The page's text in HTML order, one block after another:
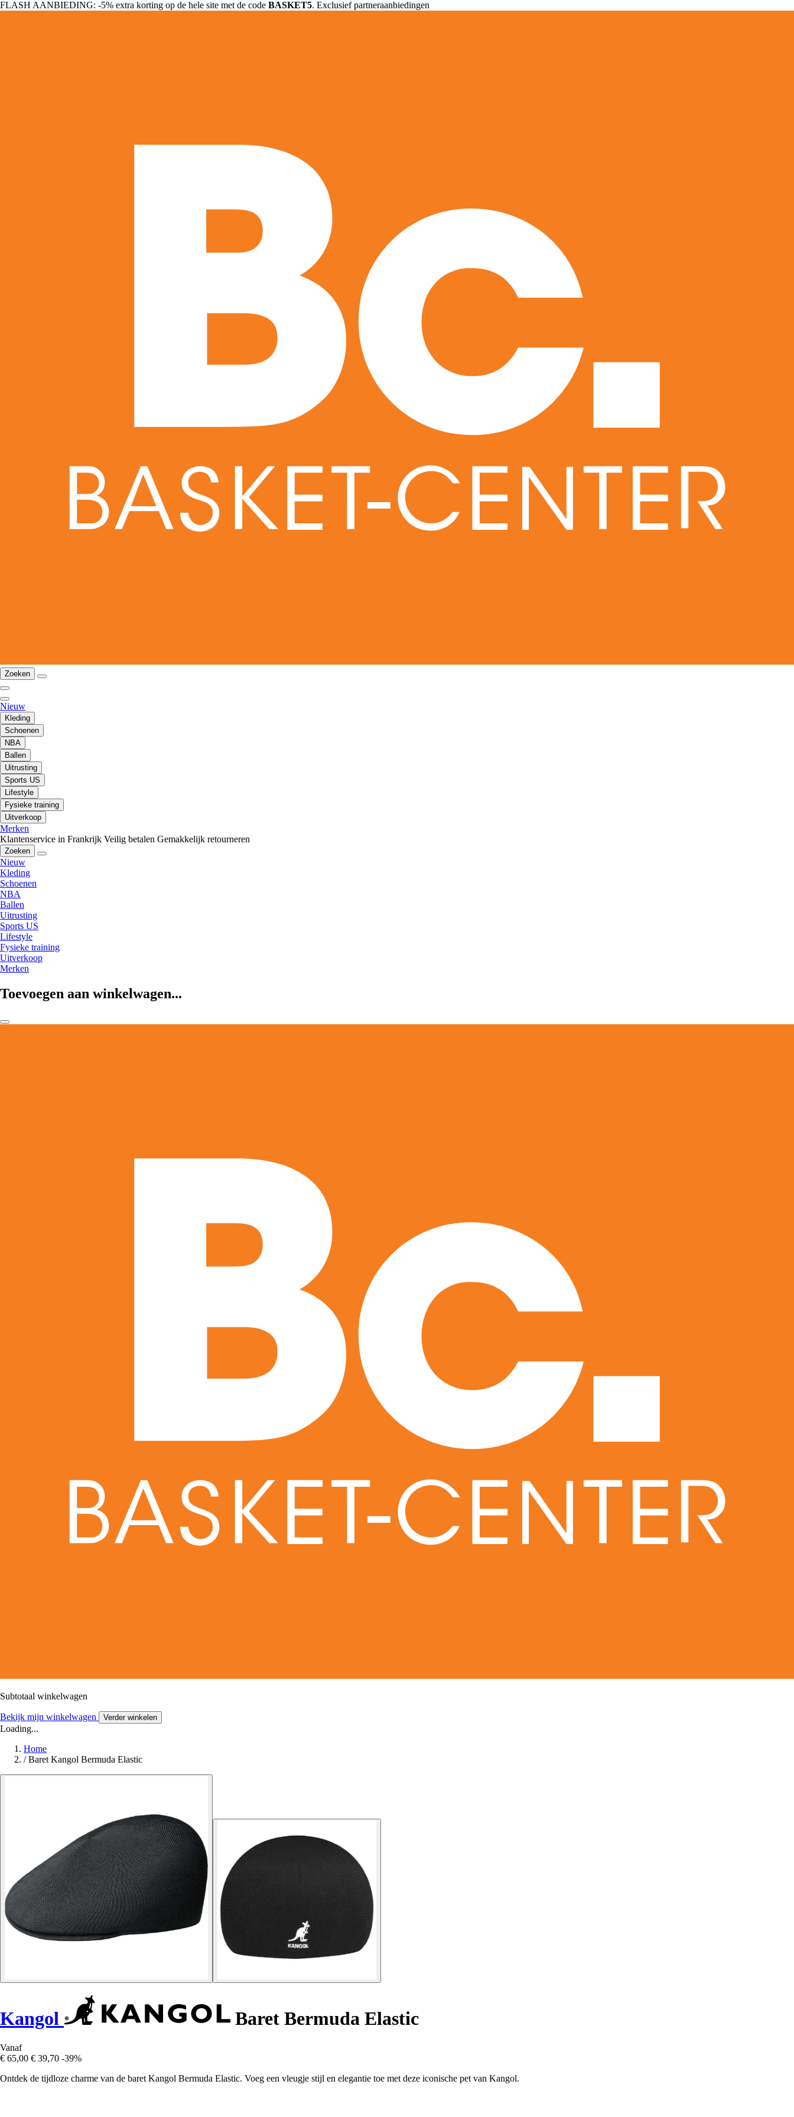
FLASH AANBIEDING: -5% extra korting op de hele site met de code BASKET5. Exclusief partneraanbiedingen
Zoeken
Nieuw
Kleding
Schoenen
NBA
Ballen
Uitrusting
Sports US
Lifestyle
Fysieke training
Uitverkoop
Merken
Klantenservice in Frankrijk Veilig betalen Gemakkelijk retourneren
Zoeken
Nieuw
Kleding
Schoenen
NBA
Ballen
Uitrusting
Sports US
Lifestyle
Fysieke training
Uitverkoop
Merken
Toevoegen aan winkelwagen...
Subtotaal winkelwagen
Bekijk mijn winkelwagen Verder winkelen
Loading...
Home
/ Baret Kangol Bermuda Elastic
Kangol Baret Bermuda Elastic
Vanaf
€ 65,00 € 39,70 -39%
Ontdek de tijdloze charme van de baret Kangol Bermuda Elastic. Voeg een vleugje stijl en elegantie toe met deze iconische pet van Kangol.